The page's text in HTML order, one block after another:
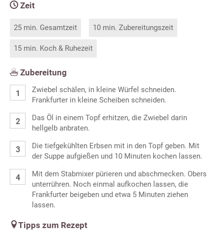
Zeit
25 min. Gesamtzeit 10 min. Zubereitungszeit
15 min. Koch & Ruhezeit
Zubereitung
Zwiebel schälen, in kleine Würfel schneiden.
Frankfurter in kleine Scheiben schneiden.
Das Öl in einem Topf erhitzen, die Zwiebel darin
hellgelb anbraten.
Die tiefgekühlten Erbsen mit in den Topf geben. Mit
der Suppe aufgießen und 10 Minuten kochen lassen.
Mit dem Stabmixer pürieren und abschmecken. Obers
unterrühren. Noch einmal aufkochen lassen, die
Frankfurter beigeben und etwa 5 Minuten ziehen
lassen.
Tipps zum Rezept